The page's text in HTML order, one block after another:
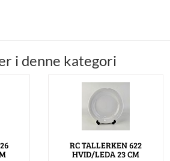
i denne kategori
RC TALLERKEN 622
HVID/LEDA 23 CM